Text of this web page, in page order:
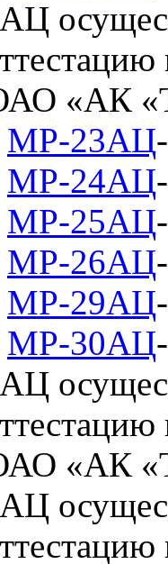
МР-23АЦ-
МР-24АЦ-
МР-25АЦ-
МР-26АЦ-
МР-29АЦ-
МР-30АЦ-